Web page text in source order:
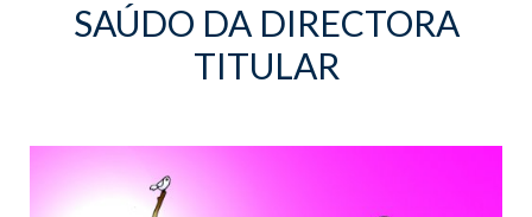
SAÚDO DA DIRECTORA
TITULAR